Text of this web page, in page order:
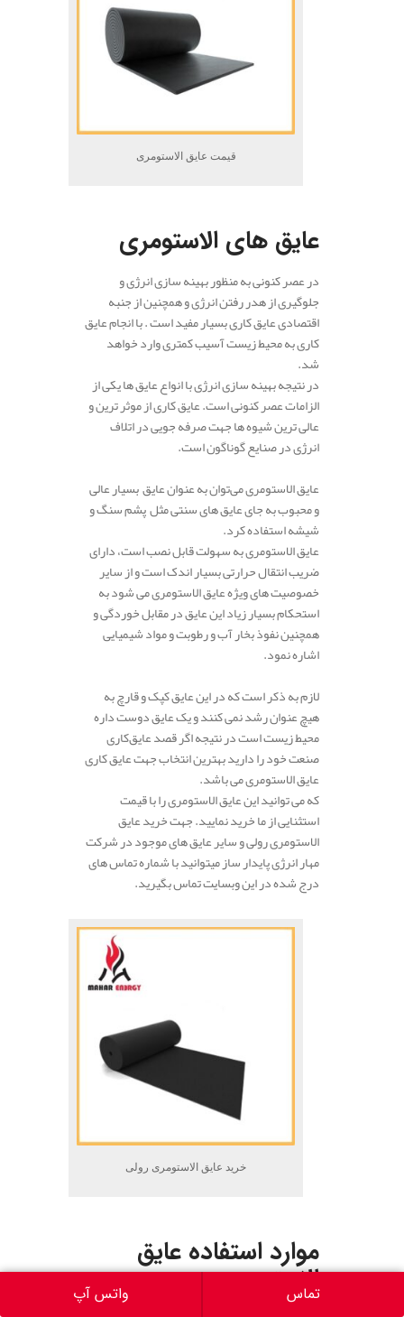
قیمت عایق الاستومری
عایق های الاستومری
در عصر کنونی به منظور بهینه سازی انرژی و
جلوگیری از هدر رفتن انرژی و همچنین از جنبه
اقتصادی عایق کاری بسیار مفید است . با انجام عایق
کاری به محیط زیست آسیب کمتری وارد خواهد
شد.
در نتیجه بهینه سازی انرژی با انواع عایق ها یکی از
الزامات عصر کنونی است. عایق کاری از موثر ترین و
عالی ترین شیوه ها جهت صرفه جویی در اتلاف
انرژی در صنایع گوناگون است.
عایق الاستومری می‌توان به عنوان عایق بسیار عالی
و محبوب به جای عایق های سنتی مثل پشم سنگ و
شیشه استفاده کرد.
عایق الاستومری به سهولت قابل نصب است، دارای
ضریب انتقال حرارتی بسیار اندک است و از سایر
خصوصیت های ویژه عایق الاستومری می شود به
استحکام بسیار زیاد این عایق در مقابل خوردگی و
همچنین نفوذ بخار آب و رطوبت و مواد شیمیایی
اشاره نمود.
لازم به ذکر است که در این عایق کپک و قارچ به
هیچ عنوان رشد نمی کنند و یک عایق دوست داره
محیط زیست است در نتیجه اگر قصد عایق‌کاری
صنعت خود را دارید بهترین انتخاب جهت عایق کاری
عایق الاستومری می باشد.
که می توانید این عایق الاستومری را با قیمت
استثنایی از ما خرید نمایید. جهت خرید عایق
الاستومری رولی و سایر عایق های موجود در شرکت
مهار انرژی پایدار ساز میتوانید با شماره تماس های
درج شده در این وبسایت تماس بگیرید.
خرید عایق الاستومری رولی
موارد استفاده عایق
الاستومری
تماس واتس آپ